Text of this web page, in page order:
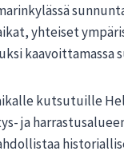
yhteiset
kutsutuille
ja